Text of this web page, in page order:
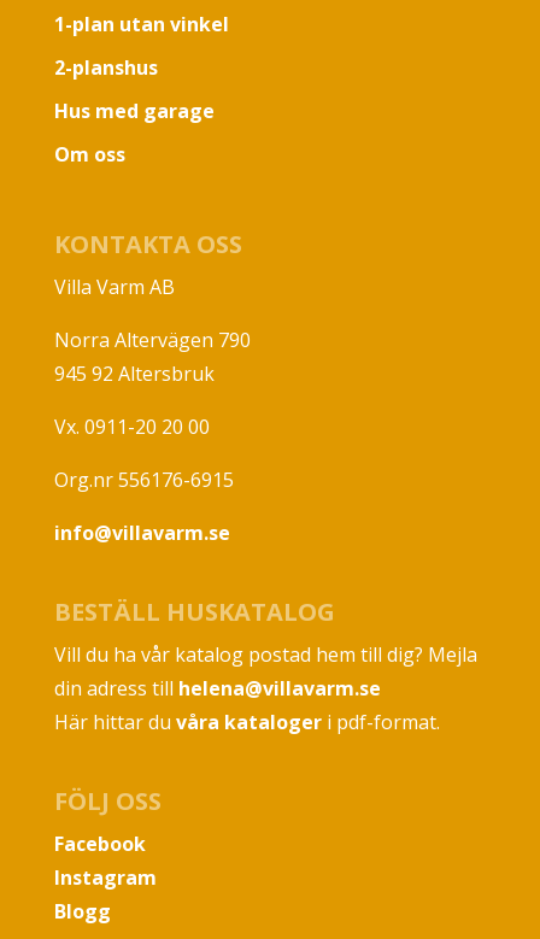
1-plan utan vinkel
2-planshus
Hus med garage
Om oss
KONTAKTA OSS
Villa Varm AB
Norra Altervägen 790
945 92 Altersbruk
Vx. 0911-20 20 00
Org.nr 556176-6915
info@villavarm.se
BESTÄLL HUSKATALOG
Vill du ha vår katalog postad hem till dig? Mejla
din adress till helena@villavarm.se
Här hittar du våra katalogeri pdf-format.
FÖLJ OSS
Facebook
Instagram
Blogg